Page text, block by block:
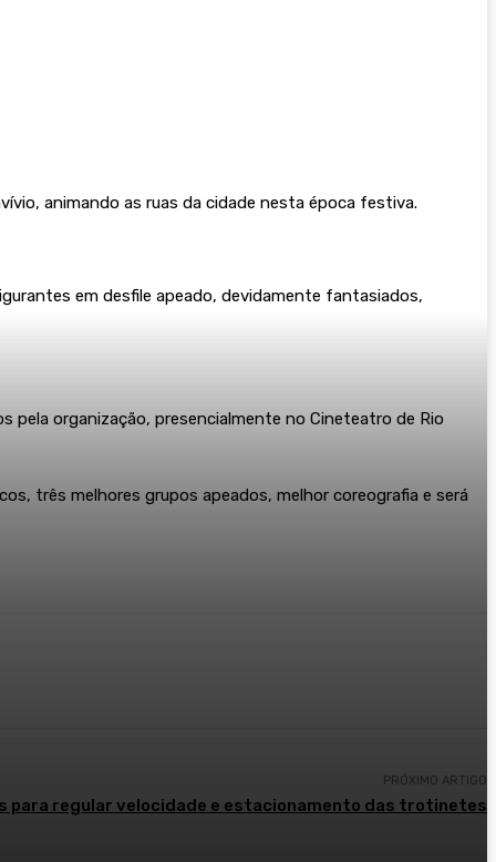
animando as ruas da cidade nesta época festiva.
em desfile apeado, devidamente fantasiados,
organização, presencialmente no Cineteatro de Rio
três melhores grupos apeados, melhor coreografia e será
PRÓXIMO ARTIGO
para regular velocidade e estacionamento das trotinetes